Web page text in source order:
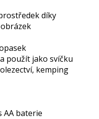
díky
použít jako svíčku
kemping
AA baterie